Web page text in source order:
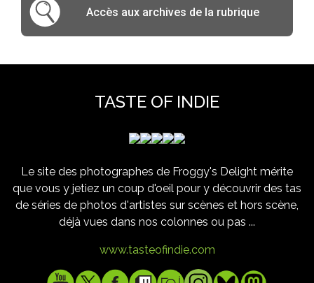
Accès aux archives de la rubrique
TASTE OF INDIE
Le site des photographes de Froggy's Delight mérite
que vous y jetiez un coup d'oeil pour y découvrir des tas
de séries de photos d'artistes sur scènes et hors scène,
déjà vues dans nos colonnes ou pas ...
www.tasteofindie.com